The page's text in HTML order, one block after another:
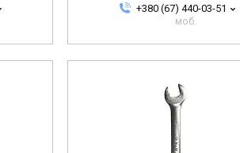
+380 (67) 440-03-51
моб.